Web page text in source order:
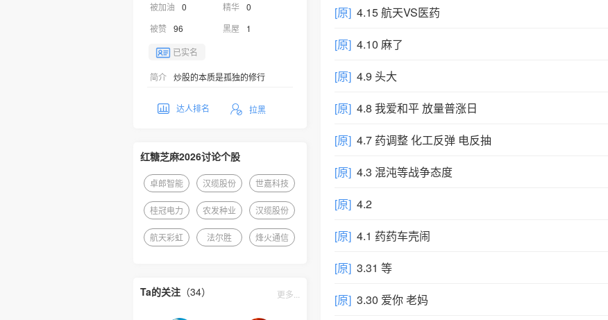
被加油
0 精华 0
被赞 96 黑屋
1
已实名
简介 炒股的本质是孤独的修行
达人排名 拉黑
红糖芝麻2026讨论个股
卓郎智能 汉缆股份 世嘉科技
桂冠电力 农发种业 汉缆股份
航天彩虹 法尔胜 烽火通信
Ta的关注 （34） 更多...
[原] 4.15 航天VS医药
[原] 4.10 麻了
[原] 4.9 头大
[原] 4.8 我爱和平 放量普涨日
[原] 4.7 药调整 化工反弹 电反抽
[原] 4.3 混沌等战争态度
[原] 4.2
[原] 4.1 药药车壳闹
[原] 3.31 等
[原] 3.30 爱你 老妈